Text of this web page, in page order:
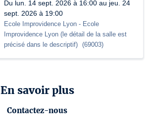
Du lun. 14 sept. 2026 à 16:00 au jeu. 24
sept. 2026 à 19:00
Ecole Improvidence Lyon - Ecole
Improvidence Lyon (le détail de la salle est
précisé dans le descriptif) (69003)
En savoir plus
Contactez-nous